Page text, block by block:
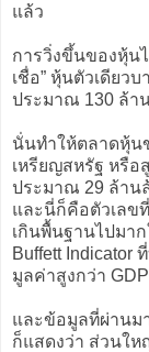
แล้ว
การวิ่งขึ้นของหุ้น
เชื่อ” หุ้นตัวเดียว
ประมาณ 130 ล้า
นั่นทำให้ตลาดหุ้น
เหรียญสหรัฐ หรือ
ประมาณ 29 ล้าน
และนี่ก็คือตัวเลข
เกินพื้นฐานไปมา
Buffett Indicator
มูลค่าสูงกว่า
และข้อมูลที่ผ่านม
ก็แสดงว่า ส่วนให